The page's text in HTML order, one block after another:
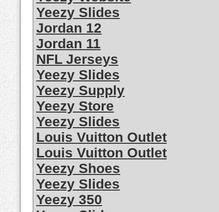
Yeezy Slides
Jordan 12
Jordan 11
NFL Jerseys
Yeezy Slides
Yeezy Supply
Yeezy Store
Yeezy Slides
Louis Vuitton Outlet
Louis Vuitton Outlet
Yeezy Shoes
Yeezy Slides
Yeezy 350